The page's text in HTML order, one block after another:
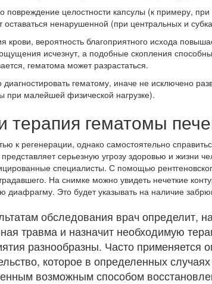
повреждение целостности капсулы (к примеру,
ненарушенной (при центральных и
крови, вероятность благоприятного исхода
исчезнут, а подобные скопления
гематома может разрастаться.
гематому, иначе не исключено
при малейшей физической нагрузке).
терапия гематомы
к регенерации, однако самостоятельно
серьезную угрозу здоровью и жизни
специалисты. С помощью
На снимке можно увидеть нечеткие
диафрагму. Это будет указывать на наличие
обследования врач определит,
травма и назначит необходимую
разнообразны. Часто применяется
которое в определенных
возможным способом